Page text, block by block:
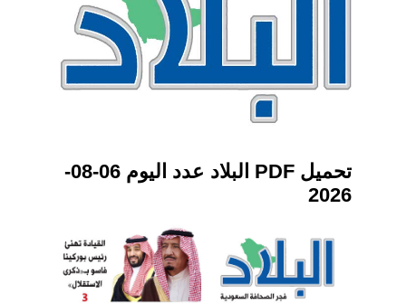
تحميل PDF البلاد عدد اليوم 06-08-
2026